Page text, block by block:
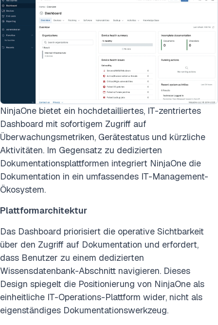
NinjaOne bietet ein hochdetailliertes, IT-zentriertes
Dashboard mit sofortigem Zugriff auf
Überwachungsmetriken, Gerätestatus und kürzliche
Aktivitäten. Im Gegensatz zu dedizierten
Dokumentationsplattformen integriert NinjaOne die
Dokumentation in ein umfassendes IT-Management-
Ökosystem.
Plattformarchitektur
Das Dashboard priorisiert die operative Sichtbarkeit
über den Zugriff auf Dokumentation und erfordert,
dass Benutzer zu einem dedizierten
Wissensdatenbank-Abschnitt navigieren. Dieses
Design spiegelt die Positionierung von NinjaOne als
einheitliche IT-Operations-Plattform wider, nicht als
eigenständiges Dokumentationswerkzeug.